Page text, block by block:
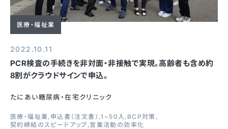
医療・福祉業
2022.10.11
PCR検査の手続きを非対面・非接触で実現。高齢者も含め約
8割がクラウドサインで申込。
たにあい糖尿病・在宅クリニック
医療・福祉業 申込書（注文書） 1~50人 BCP対策
契約締結のスピードアップ 営業活動の効率化